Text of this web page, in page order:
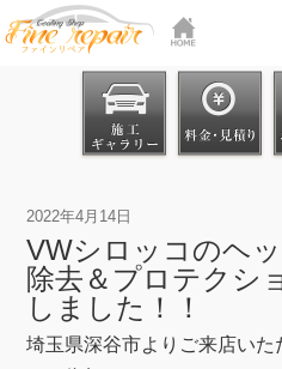
2022年4月14日
VWシロッコのヘ
除去＆プロテクシ
しました！！
埼玉県深谷市よりご来店いた